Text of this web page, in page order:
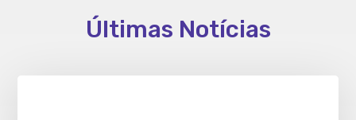
Últimas Notícias